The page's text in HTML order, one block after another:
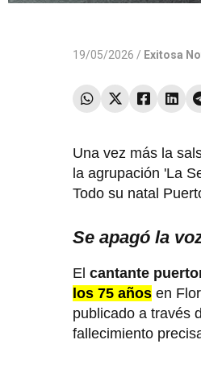
19/05/2026 / Exitosa
Una vez más la
la agrupación 'La
Todo su natal
Se apagó la
El cantante
los 75 años en
publicado a través
fallecimiento